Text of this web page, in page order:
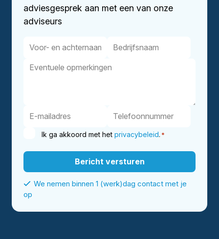
adviesgesprek aan met een van onze
adviseurs
Ik ga akkoord met het privacybeleid. *
We nemen binnen 1 (werk)dag contact met je
op